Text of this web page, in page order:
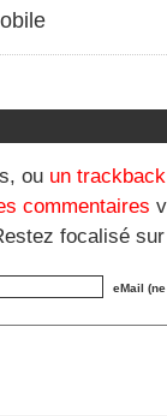
ou un trackback
commentaires
focalisé
eMail